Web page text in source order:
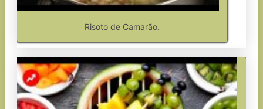
Risoto de Camarão.